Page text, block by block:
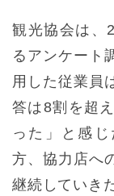
観光協会は、
るアンケート
用した従業員
答は8割を超
った」と感
方、協力店へ
継続していき